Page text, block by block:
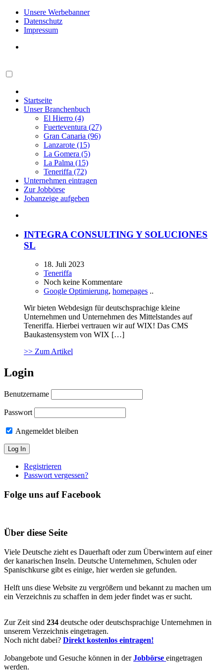
Unsere Werbebanner
Datenschutz
Impressum
Startseite
Unser Branchenbuch
El Hierro (4)
Fuerteventura (27)
Gran Canaria (96)
Lanzarote (15)
La Gomera (5)
La Palma (15)
Teneriffa (72)
Unternehmen eintragen
Zur Jobbörse
Jobanzeige aufgeben
INTEGRA CONSULTING Y SOLUCIONES
SL
18. Juli 2023
Teneriffa
Noch keine Kommentare
Google Optimierung, homepages ..
Wir bieten Webdesign für deutschsprachige kleine
Unternehmen und Unternehmen des Mittelstandes auf
Teneriffa. Hierbei vertrauen wir auf WIX! Das CMS
Baukastensystem von WIX […]
>> Zum Artikel
Login
Benutzername
Passwort
Angemeldet bleiben
Registrieren
Passwort vergessen?
Folge uns auf Facebook
Über diese Seite
Viele Deutsche zieht es Dauerhaft oder zum Überwintern auf einer
der kanarischen Inseln. Deutsche Unternehmen, Schulen oder
Spanischkurse gibt es einige, hier werden sie gefunden.
Helft uns diese Website zu vergrößern und bekannt zu machen um
ein Verzeichnis zu schaffen in dem jeder findet was er sucht.
Zur Zeit sind 234 deutsche oder deutschsprachige Unternehmen in
unserem Verzeichnis eingetragen.
Noch nicht dabei? Direkt kostenlos eintragen!
Jobangebote und Gesuche können in derJobbörse eingetragen
werden.